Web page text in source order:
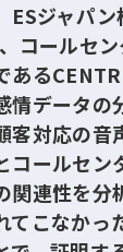
ESジャパ
コールセ
ある
情データの
客対応の音
コールセン
関連性を分
てこなかっ